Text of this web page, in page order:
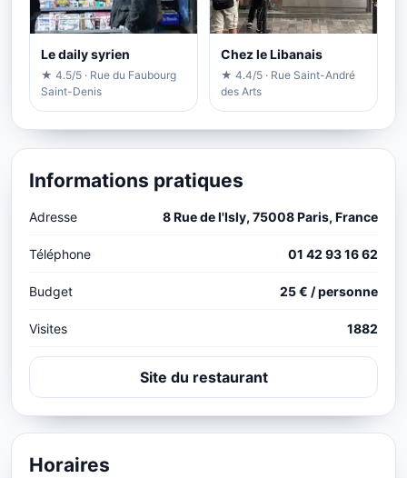
Le daily syrien
★ 4.5/5 · Rue du Faubourg
Saint-Denis
Chez le Libanais
★ 4.4/5 · Rue Saint-André
des Arts
Informations pratiques
Adresse 8 Rue de l'Isly, 75008 Paris, France
Téléphone 01 42 93 16 62
Budget 25 € / personne
Visites 1882
Site du restaurant
Horaires